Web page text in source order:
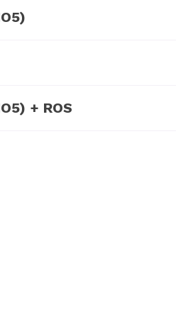
+ ROS